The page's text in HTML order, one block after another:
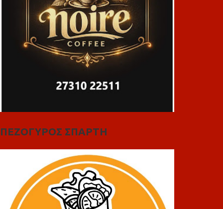
ΠΕΖΟΓΥΡΟΣ ΣΠΑΡΤΗ